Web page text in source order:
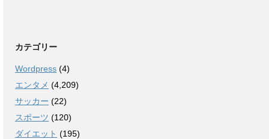
カテゴリー
Wordpress (4)
エンタメ (4,209)
サッカー (22)
スポーツ (120)
ダイエット (195)